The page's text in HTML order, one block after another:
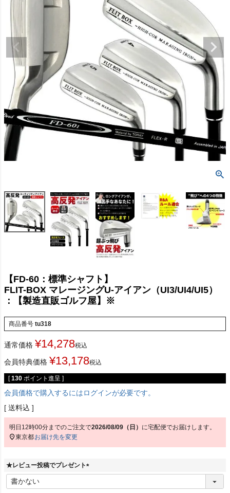
【FD-60：標準シャフト】
FLIT-BOX マレージングU-アイアン（UI3/UI4/UI5）
：【製造直販ゴルフ屋】※
商品番号 tu318
通常価格 ¥14,278税込
会員特典価格 ¥13,178税込
[ 130 ポイント進呈 ]
会員価格で購入するにはログインが必要です。
送料込
明日 12時00分 までのご注文で2026/08/09（日） に宅配便 でお届けします。
東京都お届け先を変更
★レビュー投稿でプレゼント
必